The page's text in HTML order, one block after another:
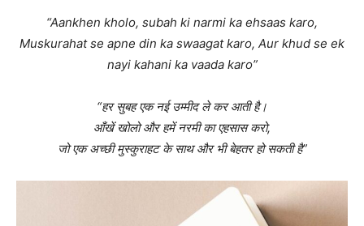
“Aankhen kholo, subah ki narmi ka ehsaas karo,
Muskurahat se apne din ka swaagat karo, Aur khud se ek
nayi kahani ka vaada karo”
“हर सुबह एक नई उम्मीद ले कर आती है।
आँखें खोलो और हमें नरमी का एहसास करो,
जो एक अच्छी मुस्कुराहट के साथ और भी बेहतर हो सकती है”